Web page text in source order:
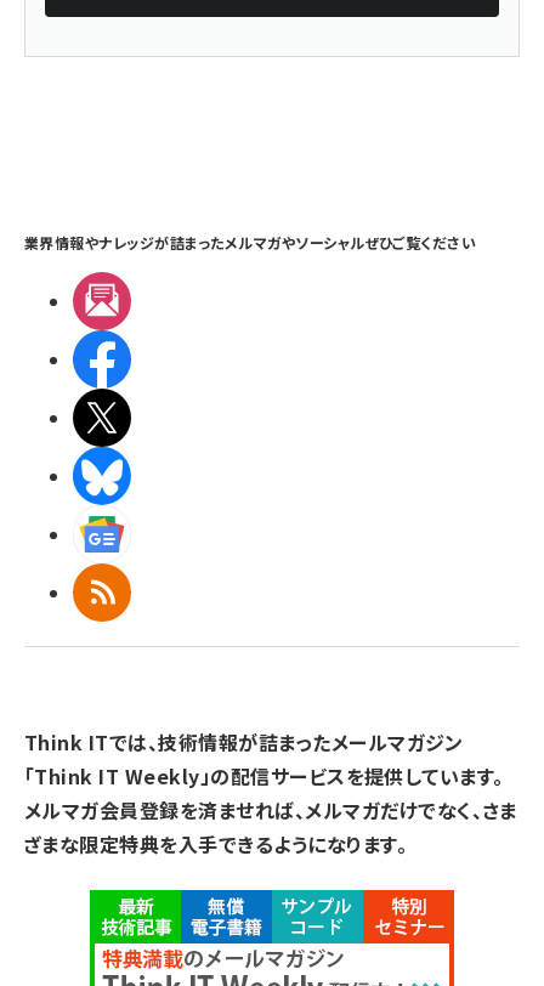
業界情報やナレッジが詰まったメルマガやソーシャルぜひご覧ください
RSS
Think ITでは、技術情報が詰まったメールマガジン
「Think IT Weekly」の配信サービスを提供しています。
メルマガ会員登録を済ませれば、メルマガだけでなく、さま
ざまな限定特典を入手できるようになります。